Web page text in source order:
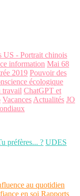
US - Portrait chinois
information Mai 68
2019 Pouvoir des
écologique
travail ChatGPT et
Vacances Actualités JO
préfères... ? UDES
au quotidien
en soi Rapports